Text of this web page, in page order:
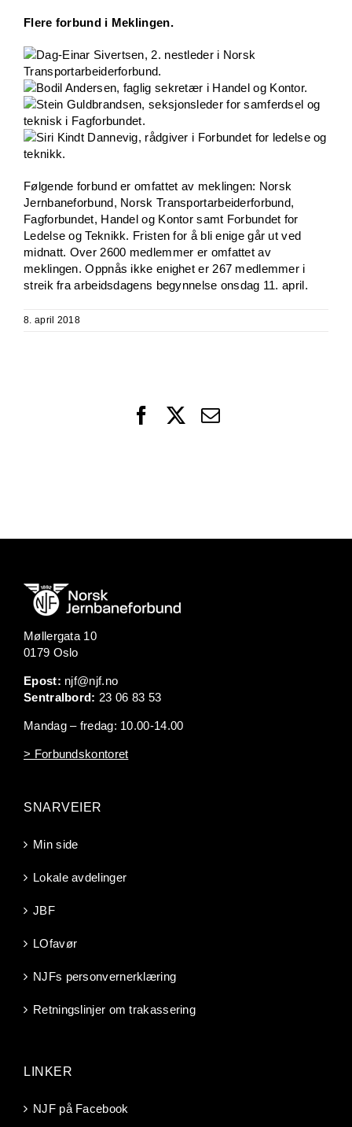
Flere forbund i Meklingen.
Følgende forbund er omfattet av meklingen: Norsk
Jernbaneforbund, Norsk Transportarbeiderforbund,
Fagforbundet, Handel og Kontor samt Forbundet for
Ledelse og Teknikk. Fristen for å bli enige går ut ved
midnatt. Over 2600 medlemmer er omfattet av
meklingen. Oppnås ikke enighet er 267 medlemmer i
streik fra arbeidsdagens begynnelse onsdag 11. april.
8. april 2018
FacebookEmail
Møllergata 10
0179 Oslo
Epost: njf@njf.no
Sentralbord: 23 06 83 53
Mandag – fredag: 10.00-14.00
> Forbundskontoret
SNARVEIER
Min side
Lokale avdelinger
JBF
LOfavør
NJFs personvernerklæring
Retningslinjer om trakassering
LINKER
NJF på Facebook